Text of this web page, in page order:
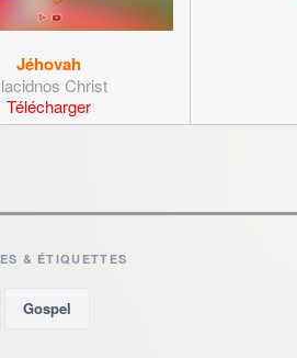
Jéhovah
Christ
Télécharger
& ÉTIQUETTES
Gospel